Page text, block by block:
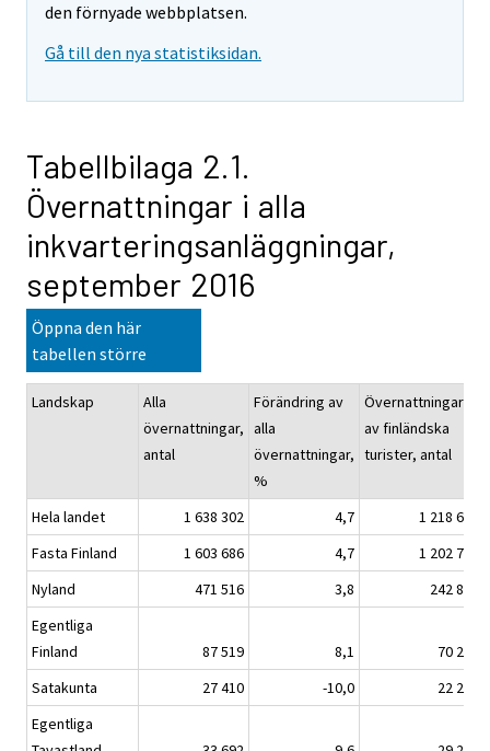
den förnyade webbplatsen.
Gå till den nya statistiksidan.
Tabellbilaga 2.1.
Övernattningar i alla
inkvarteringsanläggningar,
september 2016
Öppna den här
tabellen större
Landskap
Alla
övernattningar,
antal
Förändring av
alla
övernattningar,
%
Övernattningarna
av finländska
turister, antal
Hela landet
1 638 302 4,7
1 218 620
Fasta Finland
1 603 686 4,7
1 202 772
Nyland
471 516 3,8
242 890
Egentliga
Finland
87 519 8,1
70 280
Satakunta
27 410 -10,0
22 285
Egentliga